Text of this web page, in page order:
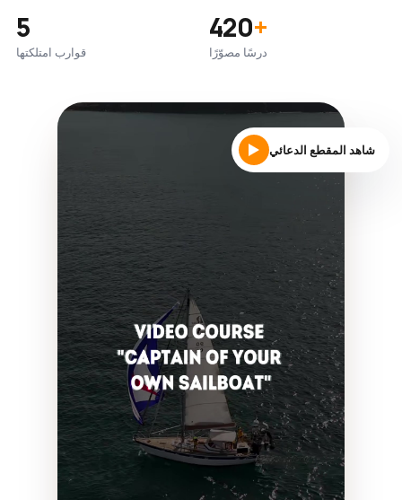
5
قوارب امتلكتها
420+
درسًا مصوّرًا
شاهد المقطع الدعائي